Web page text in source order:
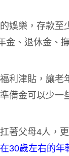
娛樂，存款
、退休金、
利津貼，讓
備金可以少一
著父母4人，
30歲左右的